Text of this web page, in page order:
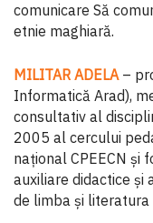
comunicare Să
etnie maghiară.
MILITAR ADELA–
Informatică Arad),
consultativ al
2005 al cercului
național CPEECN și
auxiliare didactice și
de limba și literatura